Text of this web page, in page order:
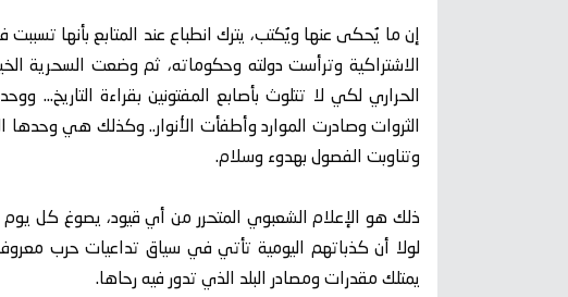
إن ما يُحكى عنها ويُكتب، يترك انطباع عند المتابع بأنها
الاشتراكية وترأست دولته وحكوماته، ثم وضعت السحرية
الحراري لكي لا تتلوث بأصابع المفتونين بقراءة التاريخ…
الثروات وصادرت الموارد وأطفأت الأنوار.. وكذلك هي وحدها
وتناوبت الفصول بهدوء وسلام.
ذلك هو الإعلام الشعبوي المتحرر من أي قيود، يصوغ كل يوم
لولا أن كذباتهم اليومية تأتي في سياق تداعيات حرب
يمتلك مقدرات ومصادر البلد الذي تدور فيه رحاها.